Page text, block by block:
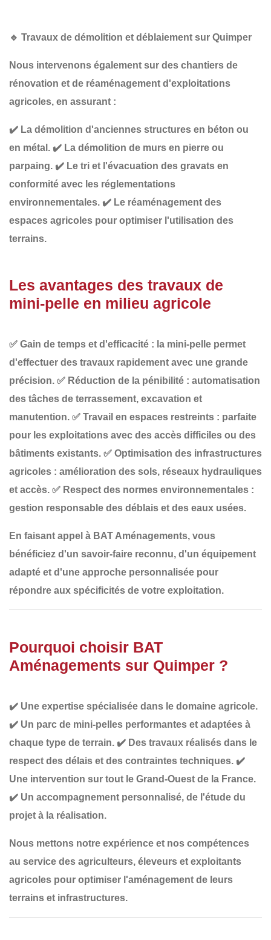
🔹 Travaux de démolition et déblaiement sur Quimper
Nous intervenons également sur des chantiers de
rénovation et de réaménagement d'exploitations
agricoles, en assurant :
✔️ La démolition d'anciennes structures en béton ou
en métal. ✔️ La démolition de murs en pierre ou
parpaing. ✔️ Le tri et l'évacuation des gravats en
conformité avec les réglementations
environnementales. ✔️ Le réaménagement des
espaces agricoles pour optimiser l'utilisation des
terrains.
Les avantages des travaux de
mini-pelle en milieu agricole
✅ Gain de temps et d'efficacité : la mini-pelle permet
d'effectuer des travaux rapidement avec une grande
précision. ✅ Réduction de la pénibilité : automatisation
des tâches de terrassement, excavation et
manutention. ✅ Travail en espaces restreints : parfaite
pour les exploitations avec des accès difficiles ou des
bâtiments existants. ✅ Optimisation des infrastructures
agricoles : amélioration des sols, réseaux hydrauliques
et accès. ✅ Respect des normes environnementales :
gestion responsable des déblais et des eaux usées.
En faisant appel à BAT Aménagements, vous
bénéficiez d'un savoir-faire reconnu, d'un équipement
adapté et d'une approche personnalisée pour
répondre aux spécificités de votre exploitation.
Pourquoi choisir BAT
Aménagements sur Quimper ?
✔️ Une expertise spécialisée dans le domaine agricole.
✔️ Un parc de mini-pelles performantes et adaptées à
chaque type de terrain. ✔️ Des travaux réalisés dans le
respect des délais et des contraintes techniques. ✔️
Une intervention sur tout le Grand-Ouest de la France.
✔️ Un accompagnement personnalisé, de l'étude du
projet à la réalisation.
Nous mettons notre expérience et nos compétences
au service des agriculteurs, éleveurs et exploitants
agricoles pour optimiser l'aménagement de leurs
terrains et infrastructures.